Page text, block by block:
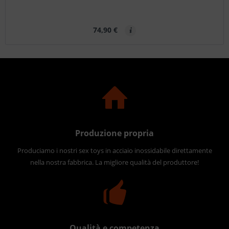
74,90 €
Produzione propria
Produciamo i nostri sex toys in acciaio inossidabile direttamente
nella nostra fabbrica. La migliore qualità del produttore!